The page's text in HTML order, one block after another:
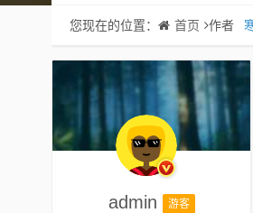
您现在的位置： 首页 作者
admin 游客